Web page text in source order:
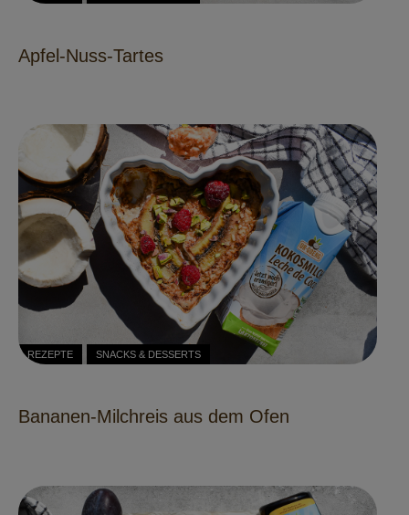
Apfel-Nuss-Tartes
REZEPTE SNACKS & DESSERTS
Bananen-Milchreis aus dem Ofen